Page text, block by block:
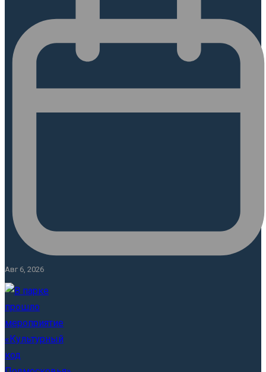
Авг 6, 2026